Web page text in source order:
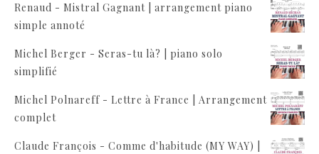
Renaud - Mistral Gagnant | arrangement piano
simple annoté
Michel Berger - Seras-tu là? | piano solo
simplifié
Michel Polnareff - Lettre à France | Arrangement
complet
Claude François - Comme d'habitude (MY WAY) |